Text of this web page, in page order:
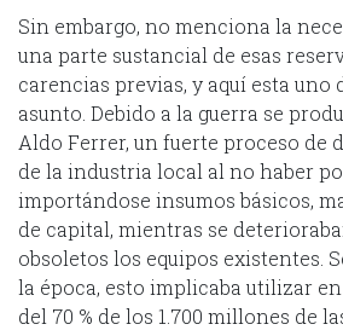
Sin embargo, no menciona la
una parte sustancial de esas
carencias previas, y aquí esta uno
asunto. Debido a la guerra se
Aldo Ferrer, un fuerte proceso de
de la industria local al no haber
importándose insumos básicos,
de capital, mientras se
obsoletos los equipos existentes.
la época, esto implicaba utilizar
del 70 % de los 1.700 millones de